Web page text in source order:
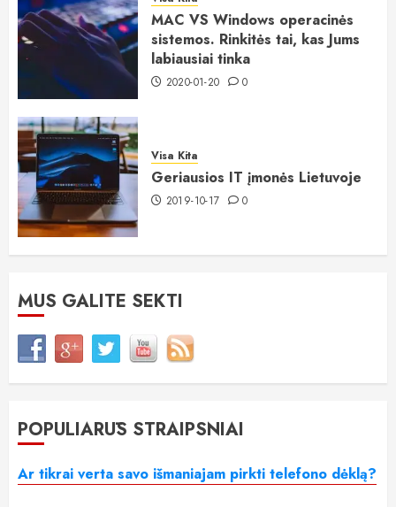
MAC VS Windows operacinės
sistemos. Rinkitės tai, kas Jums
labiausiai tinka
2020-01-20 0
Visa Kita
Geriausios IT įmonės Lietuvoje
2019-10-17 0
MUS GALITE SEKTI
POPULIARŪS STRAIPSNIAI
Ar tikrai verta savo išmaniajam pirkti telefono dėklą?